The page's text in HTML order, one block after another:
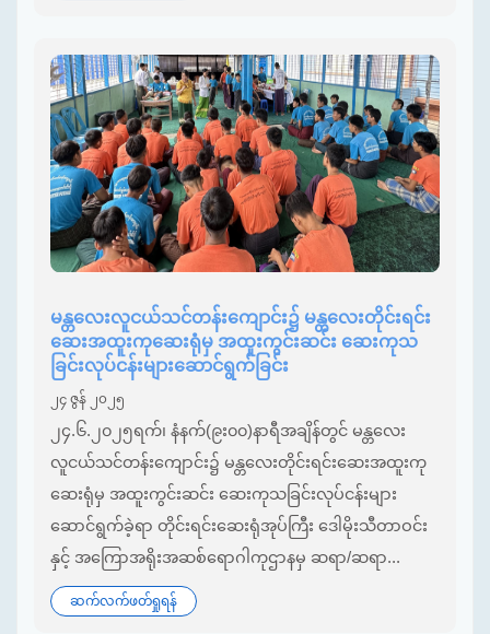
မန္တလေးလူငယ်သင်တန်းကျောင်း၌ မန္တလေးတိုင်းရင်း
ဆေးအထူးကုဆေးရုံမှ အထူးကွင်းဆင်း ဆေးကုသ
ခြင်းလုပ်ငန်းများဆောင်ရွက်ခြင်း
၂၄ ဇွန် ၂၀၂၅
၂၄.၆.၂၀၂၅ရက်၊ နံနက်(၉း၀၀)နာရီအချိန်တွင် မန္တလေး
လူငယ်သင်တန်းကျောင်း၌ မန္တလေးတိုင်းရင်းဆေးအထူးကု
ဆေးရုံမှ အထူးကွင်းဆင်း ဆေးကုသခြင်းလုပ်ငန်းများ
ဆောင်ရွက်ခဲ့ရာ တိုင်းရင်းဆေးရုံအုပ်ကြီး ဒေါမိုးသီတာဝင်း
နှင့် အကြောအရိုးအဆစ်ရောဂါကုဌာနမှ ဆရာ/ဆရာ...
ဆက်လက်ဖတ်ရှုရန်